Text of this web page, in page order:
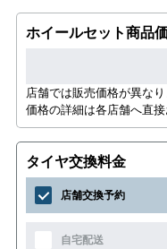
ホイールセット商品
店舗では販売価格が異なり
価格の詳細は各店舗へ直接
タイヤ交換料金
店舗交換予約
自宅配送